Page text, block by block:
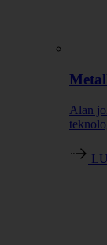
Alan